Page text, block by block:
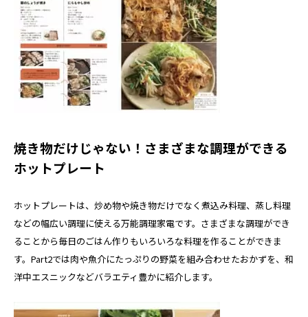
焼き物だけじゃない！さまざまな調理ができる
ホットプレート
ホットプレートは、炒め物や焼き物だけでなく煮込み料理、蒸し料理
などの幅広い調理に使える万能調理家電です。さまざまな調理ができ
ることから毎日のごはん作りもいろいろな料理を作ることができま
す。Part2では肉や魚介にたっぷりの野菜を組み合わせたおかずを、和
洋中エスニックなどバラエティ豊かに紹介します。